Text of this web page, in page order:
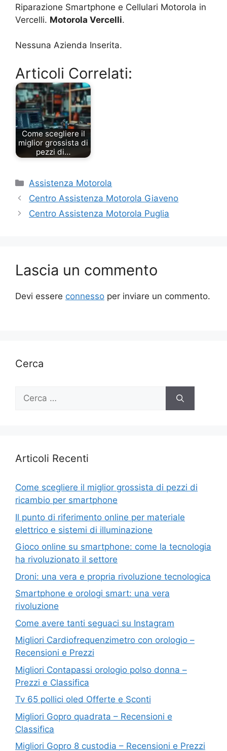
Riparazione Smartphone e Cellulari Motorola in
Vercelli. Motorola Vercelli.
Nessuna Azienda Inserita.
Articoli Correlati:
Come scegliere il
miglior grossista di
pezzi di…
Categorie
Assistenza Motorola
Centro Assistenza Motorola Giaveno
Centro Assistenza Motorola Puglia
Lascia un commento
Devi essere connesso per inviare un commento.
Cerca
Ricerca
Articoli Recenti
Come scegliere il miglior grossista di pezzi di
ricambio per smartphone
Il punto di riferimento online per materiale
elettrico e sistemi di illuminazione
Gioco online su smartphone: come la tecnologia
ha rivoluzionato il settore
Droni: una vera e propria rivoluzione tecnologica
Smartphone e orologi smart: una vera
rivoluzione
Come avere tanti seguaci su Instagram
Migliori Cardiofrequenzimetro con orologio –
Recensioni e Prezzi
Migliori Contapassi orologio polso donna –
Prezzi e Classifica
Tv 65 pollici oled Offerte e Sconti
Migliori Gopro quadrata – Recensioni e
Classifica
Migliori Gopro 8 custodia – Recensioni e Prezzi